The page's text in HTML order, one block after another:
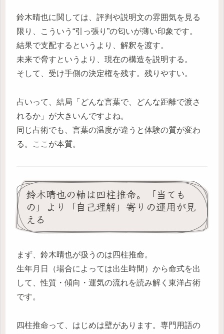
鈴木晴也に関しては、評判や説明文の雰囲気を見る
限り、こういう“引っ張り”の匂いが薄い印象です。
結果で支配するというより、解釈を渡す。
未来で脅すというより、現在の構造を説明する。
そして、受け手側の決定権を残す。残りやすい。
占いって、結局「どんな言葉で、どんな距離で渡さ
れるか」が大きいんですよね。
同じ占術でも、言葉の温度が違うと体験の質が変わ
る。ここが本質。
鈴木晴也の軸は四柱推命。「当ても
の」より「自己理解」寄りの運用が見
える
まず、鈴木晴也が扱うのは四柱推命。
生年月日（場合によっては出生時間）から命式を出
して、性質・傾向・運気の流れを読み解く東洋占術
です。
四柱推命って、はじめは壁があります。専門用語の